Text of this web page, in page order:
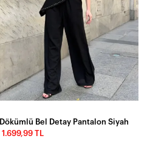
Dökümlü Bel Detay Pantalon Siyah
1.699,99 TL